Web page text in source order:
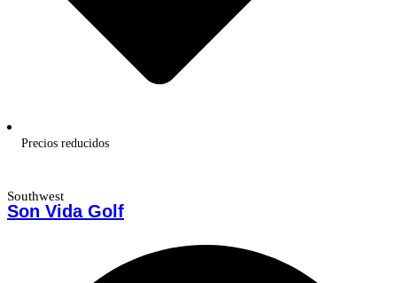
Precios reducidos
Southwest
Son Vida Golf